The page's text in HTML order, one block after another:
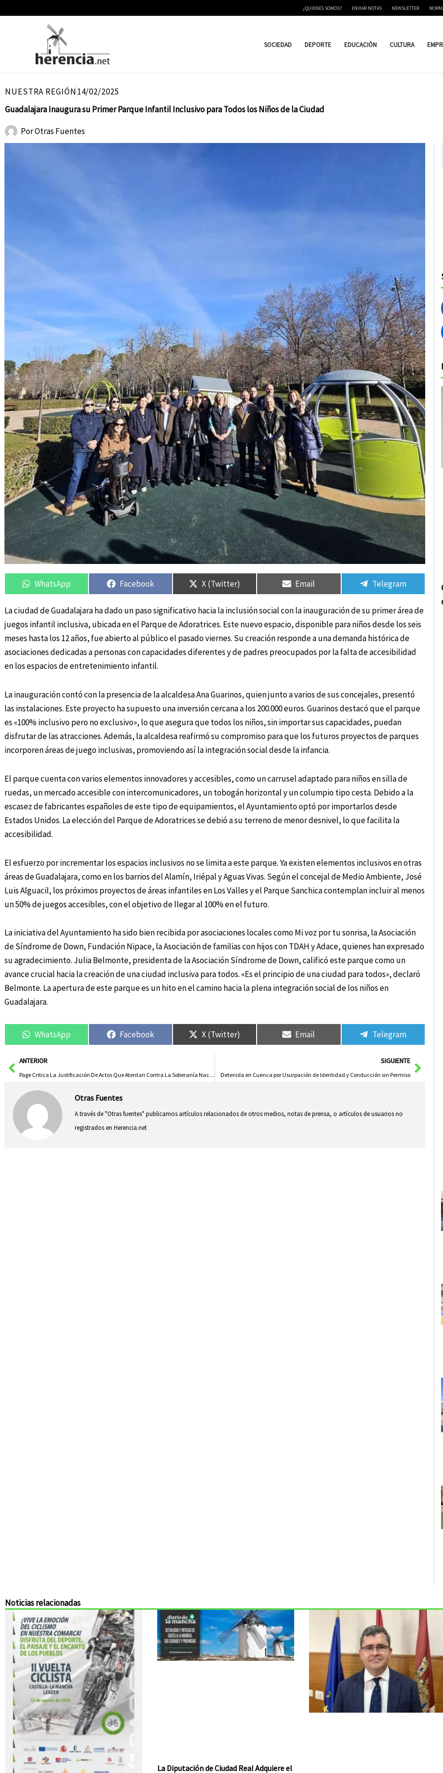
¿QUIENES SOMOS? ENVIAR NOTAS NEWSLETTER
SOCIEDAD DEPORTE EDUCACIÓN CULTURA
NUESTRA REGIÓN14/02/2025
Guadalajara Inaugura su Primer Parque Infantil Inclusivo para Todos los Niños de la Ciudad
PorOtras Fuentes
Compartir
en
WhatsApp
Compartir
en
Facebook
Compartir
en
X (Twitter)
Compartir
en
Email
Compartir
en
Telegram
La ciudad de Guadalajara ha dado un paso significativo hacia la inclusión social con la inauguración de su primer área de
juegos infantil inclusiva, ubicada en el Parque de Adoratrices. Este nuevo espacio, disponible para niños desde los seis
meses hasta los 12 años, fue abierto al público el pasado viernes. Su creación responde a una demanda histórica de
asociaciones dedicadas a personas con capacidades diferentes y de padres preocupados por la falta de accesibilidad
en los espacios de entretenimiento infantil.
La inauguración contó con la presencia de la alcaldesa Ana Guarinos, quien junto a varios de sus concejales, presentó
las instalaciones. Este proyecto ha supuesto una inversión cercana a los 200.000 euros. Guarinos destacó que el parque
es «100% inclusivo pero no exclusivo», lo que asegura que todos los niños, sin importar sus capacidades, puedan
disfrutar de las atracciones. Además, la alcaldesa reafirmó su compromiso para que los futuros proyectos de parques
incorporen áreas de juego inclusivas, promoviendo así la integración social desde la infancia.
El parque cuenta con varios elementos innovadores y accesibles, como un carrusel adaptado para niños en silla de
ruedas, un mercado accesible con intercomunicadores, un tobogán horizontal y un columpio tipo cesta. Debido a la
escasez de fabricantes españoles de este tipo de equipamientos, el Ayuntamiento optó por importarlos desde
Estados Unidos. La elección del Parque de Adoratrices se debió a su terreno de menor desnivel, lo que facilita la
accesibilidad.
El esfuerzo por incrementar los espacios inclusivos no se limita a este parque. Ya existen elementos inclusivos en otras
áreas de Guadalajara, como en los barrios del Alamín, Iriépal y Aguas Vivas. Según el concejal de Medio Ambiente, José
Luis Alguacil, los próximos proyectos de áreas infantiles en Los Valles y el Parque Sanchica contemplan incluir al menos
un 50% de juegos accesibles, con el objetivo de llegar al 100% en el futuro.
La iniciativa del Ayuntamiento ha sido bien recibida por asociaciones locales como Mi voz por tu sonrisa, la Asociación
de Síndrome de Down, Fundación Nipace, la Asociación de familias con hijos con TDAH y Adace, quienes han expresado
su agradecimiento. Julia Belmonte, presidenta de la Asociación Síndrome de Down, calificó este parque como un
avance crucial hacia la creación de una ciudad inclusiva para todos. «Es el principio de una ciudad para todos», declaró
Belmonte. La apertura de este parque es un hito en el camino hacia la plena integración social de los niños en
Guadalajara.
Compartir
en
WhatsApp
Compartir
en
Facebook
Compartir
en
X (Twitter)
Compartir
en
Email
Compartir
en
Telegram
AntANTERIOR
Page Critica La Justificación De Actos Que Atentan Contra La Soberanía Nacional
SIGUIENTE
Detenida en Cuenca por Usurpación de Identidad y Conducción sin Permiso
Otras Fuentes
A través de "Otras fuentes" publicamos artículos relacionados de otros medios, notas de prensa, o artículos de usuarios no
registrados en Herencia.net
Noticias relacionadas
La Diputación de Ciudad Real Adquiere el